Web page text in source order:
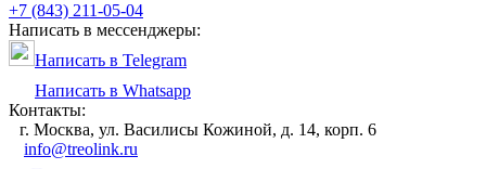
+7 (843) 211-05-04
Написать в мессенджеры:
Написать в Telegram
Написать в Whatsapp
Контакты:
г. Москва, ул. Василисы Кожиной, д. 14, корп. 6
info@treolink.ru